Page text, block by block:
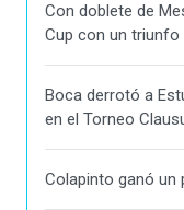
Con doblete de
Cup con un triunfo
Boca derrotó a
en el Torneo
Colapinto ganó un